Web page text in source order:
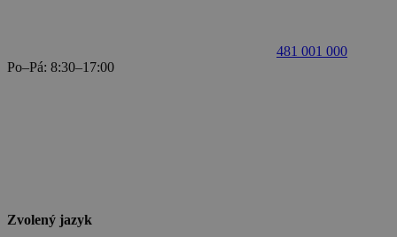
481 001 000
Po–Pá: 8:30–17:00
Zvolený jazyk